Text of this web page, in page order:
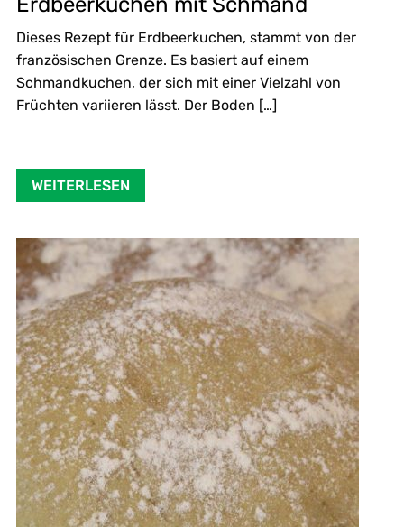
Dieses Rezept für Erdbeerkuchen, stammt von der
französischen Grenze. Es basiert auf einem
Schmandkuchen, der sich mit einer Vielzahl von
Früchten variieren lässt. Der Boden […]
WEITERLESEN